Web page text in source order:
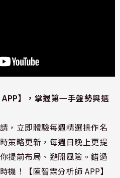
APP】，掌握第一手盤勢與選
，立即體驗每週精選操作名
策略更新，每週日晚上更提
提前布局、避開風險。錯過
機！【陳智霖分析師 APP】